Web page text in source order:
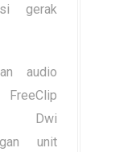
gerak
audio
FreeClip
Dwi
unit